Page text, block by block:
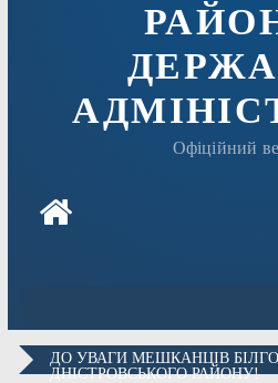
Офіційний
ДО УВАГИ МЕШКАНЦІВ
ДНІСТРОВСЬКОГО РАЙОНУ!